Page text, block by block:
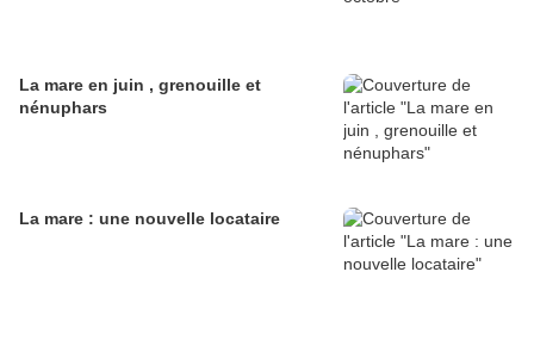
La mare en juin , grenouille et
nénuphars
La mare : une nouvelle locataire